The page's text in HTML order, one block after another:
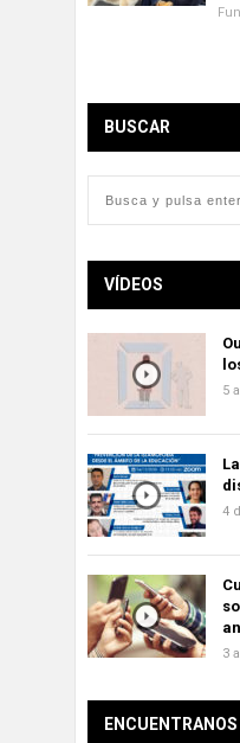
BUSCAR
VÍDEOS
5
4
3